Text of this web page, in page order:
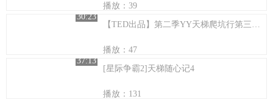
播放：39
30:23
【TED出品】第二季YY天梯爬坑行第三十期对战帝王100%选手
播放：47
37:13
[星际争霸2]天梯随心记4
播放：131